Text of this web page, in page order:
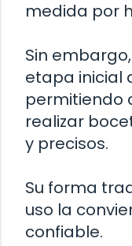
medida por
Sin
etapa inicial
permitiendo
realizar
y precisos.
Su forma
uso la
confiable.